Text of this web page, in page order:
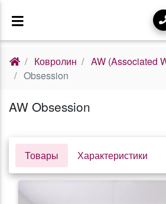
Ковролин
AW (Associated
Obsession
AW Obsession
Товары Характеристики